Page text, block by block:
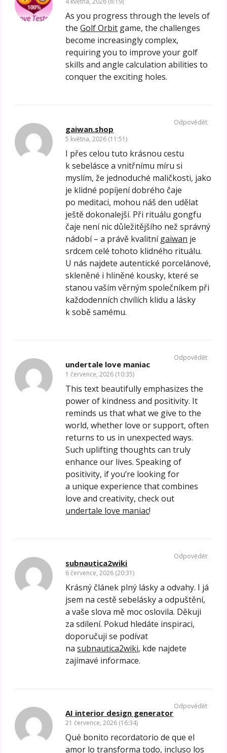
As you progress through the levels of
theGolf Orbit game, the challenges
become increasingly complex,
requiring you to improve your golf
skills and angle calculation abilities to
conquer the exciting holes.
gaiwan.shop
5 května, 2026 (11:51)
I přes celou tuto krásnou cestu
k sebelásce a vnitřnímu míru si
myslím, že jednoduché maličkosti, jako
je klidné popíjení dobrého čaje
po meditaci, mohou náš den udělat
ještě dokonalejší. Při rituálu gongfu
čaje není nic důležitějšího než správný
nádobí – a právě kvalitnígaiwan je
srdcem celé tohoto klidného rituálu.
U nás najdete autentické porcelánové,
skleněné i hliněné kousky, které se
stanou vaším věrným společníkem při
každodenních chvílích klidu a lásky
k sobě samému.
Odpovědět
undertale love maniac
1 července, 2026 (10:35)
This text beautifully emphasizes the
power of kindness and positivity. It
reminds us that what we give to the
world, whether love or support, often
returns to us in unexpected ways.
Such uplifting thoughts can truly
enhance our lives. Speaking of
positivity, if you’re looking for
a unique experience that combines
love and creativity, check out
undertale love maniac!
Odpovědět
subnautica2wiki
6 července, 2026 (20:31)
Krásný článek plný lásky a odvahy. I já
jsem na cestě sebelásky a odpuštění,
a vaše slova mě moc oslovila. Děkuji
za sdílení. Pokud hledáte inspiraci,
doporučuji se podívat
nasubnautica2wiki, kde najdete
zajímavé informace.
Odpovědět
AI interior design generator
21 července, 2026 (16:34)
Qué bonito recordatorio de que el
amor lo transforma todo, incluso los
Odpovědět